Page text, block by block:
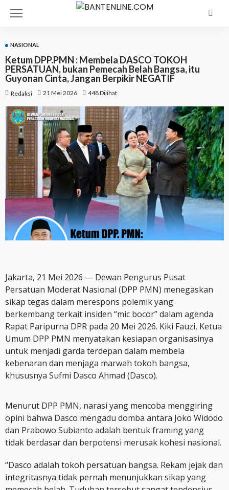
NASIONAL
Ketum DPP.PMN : Membela DASCO TOKOH
PERSATUAN, bukan Pemecah Belah Bangsa, itu
Guyonan Cinta, Jangan Berpikir NEGATIF
Redaksi 21 Mei 2026 448 Dilihat
Jakarta, 21 Mei 2026 — Dewan Pengurus Pusat
Persatuan Moderat Nasional (DPP PMN) menegaskan
sikap tegas dalam merespons polemik yang
berkembang terkait insiden “mic bocor” dalam agenda
Rapat Paripurna DPR pada 20 Mei 2026. Kiki Fauzi, Ketua
Umum DPP PMN menyatakan kesiapan organisasinya
untuk menjadi garda terdepan dalam membela
kebenaran dan menjaga marwah tokoh bangsa,
khususnya Sufmi Dasco Ahmad (Dasco).
Menurut DPP PMN, narasi yang mencoba menggiring
opini bahwa Dasco mengadu domba antara Joko Widodo
dan Prabowo Subianto adalah bentuk framing yang
tidak berdasar dan berpotensi merusak kohesi nasional.
“Dasco adalah tokoh persatuan bangsa. Rekam jejak dan
integritasnya tidak pernah menunjukkan sikap yang